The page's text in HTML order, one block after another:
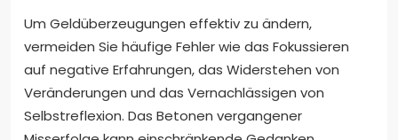
Um Geldüberzeugungen effektiv zu ändern,
vermeiden Sie häufige Fehler wie das Fokussieren
auf negative Erfahrungen, das Widerstehen von
Veränderungen und das Vernachlässigen von
Selbstreflexion. Das Betonen vergangener